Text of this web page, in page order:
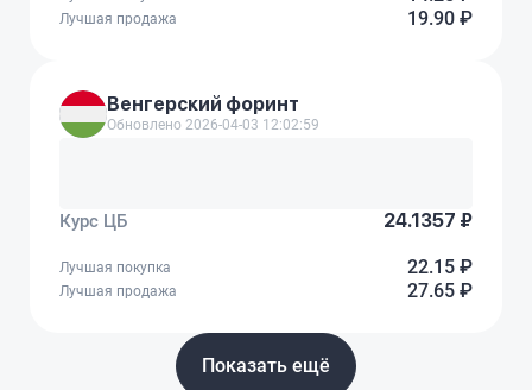
Лучшая продажа 19.90 ₽
Венгерский форинт
Обновлено 2026-04-03 12:02:59
Курс ЦБ 24.1357 ₽
Лучшая покупка 22.15 ₽
Лучшая продажа 27.65 ₽
Показать ещё